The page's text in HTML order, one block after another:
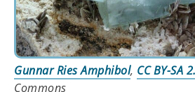
Gunnar Ries Amphibol, CC BY-SA
Commons